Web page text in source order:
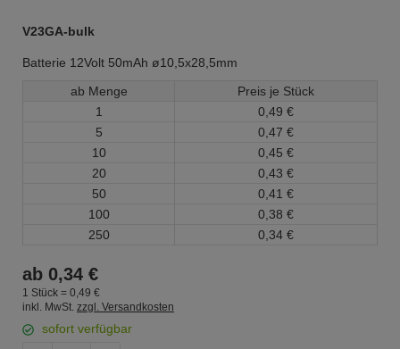
V23GA-bulk
Batterie 12Volt 50mAh ø10,5x28,5mm
ab Menge
Preis je Stück
1
0, 49 €
5
0, 47 €
10
0, 45 €
20
0, 43 €
50
0, 41 €
100
0, 38 €
250
0, 34 €
ab 0,34 €
1 Stück = 0, 49 €
inkl. MwSt. zzgl. Versandkosten
sofort verfügbar